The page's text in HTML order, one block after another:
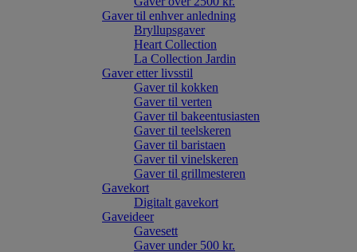
Gaver til enhver anledning
Bryllupsgaver
Heart Collection
La Collection Jardin
Gaver etter livsstil
Gaver til kokken
Gaver til verten
Gaver til bakeentusiasten
Gaver til teelskeren
Gaver til baristaen
Gaver til vinelskeren
Gaver til grillmesteren
Gavekort
Digitalt gavekort
Gaveideer
Gavesett
Gaver under 500 kr.